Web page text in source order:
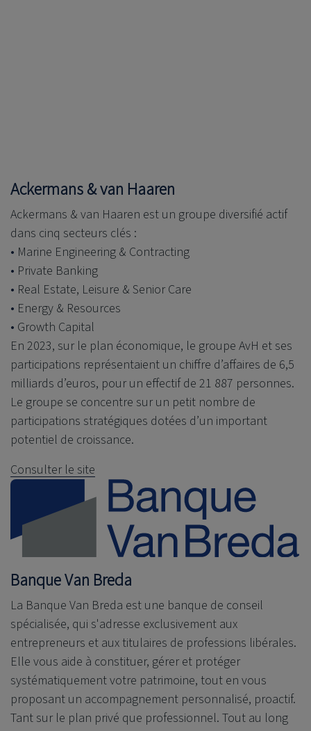
Ackermans & van Haaren
Ackermans & van Haaren est un groupe diversifié actif
dans cinq secteurs clés :
Marine Engineering & Contracting
Private Banking
Real Estate, Leisure & Senior Care
Energy & Resources
Growth Capital
En 2023, sur le plan économique, le groupe AvH et ses
participations représentaient un chiffre d’affaires de 6,5
milliards d’euros, pour un effectif de 21 887 personnes.
Le groupe se concentre sur un petit nombre de
participations stratégiques dotées d’un important
potentiel de croissance.
Consulter le site
Banque Van Breda
La Banque Van Breda est une banque de conseil
spécialisée, qui s'adresse exclusivement aux
entrepreneurs et aux titulaires de professions libérales.
Elle vous aide à constituer, gérer et protéger
systématiquement votre patrimoine, tout en vous
proposant un accompagnement personnalisé, proactif.
Tant sur le plan privé que professionnel. Tout au long